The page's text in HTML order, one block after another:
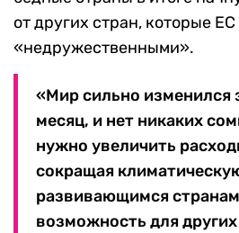
от других стран, которые ЕС
«недружественными».
«Мир сильно изменился
месяц, и нет никаких
нужно увеличить
сокращая
развивающимся
возможность для